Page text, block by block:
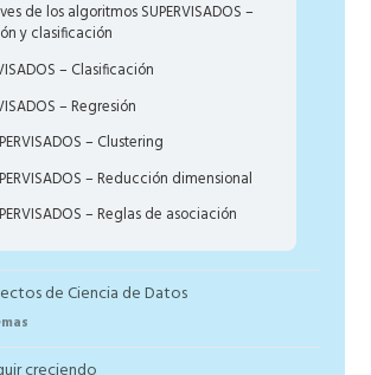
de los algoritmos SUPERVISADOS –
y clasificación
– Clasificación
– Regresión
– Clustering
– Reducción dimensional
– Reglas de asociación
de Ciencia de Datos